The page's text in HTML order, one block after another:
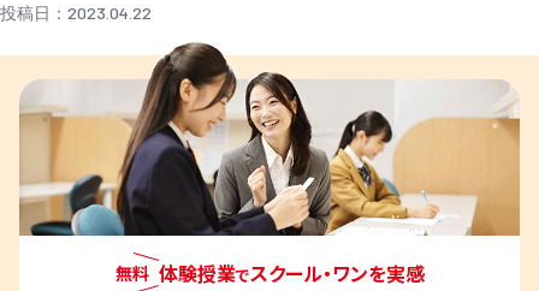
投稿日：2023.04.22
無料 体験授業でスクール・ワンを実感